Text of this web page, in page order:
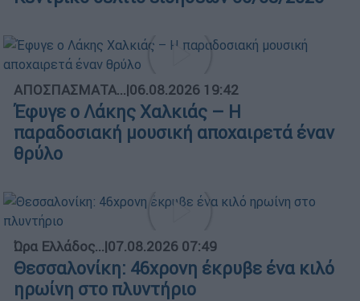
ΑΠΟΣΠΑΣΜΑΤΑ...|06.08.2026 19:42
Έφυγε ο Λάκης Χαλκιάς – Η
παραδοσιακή μουσική αποχαιρετά έναν
θρύλο
Ώρα Ελλάδος...|07.08.2026 07:49
Θεσσαλονίκη: 46χρονη έκρυβε ένα κιλό
ηρωίνη στο πλυντήριο